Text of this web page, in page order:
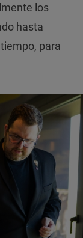
los
hasta
para